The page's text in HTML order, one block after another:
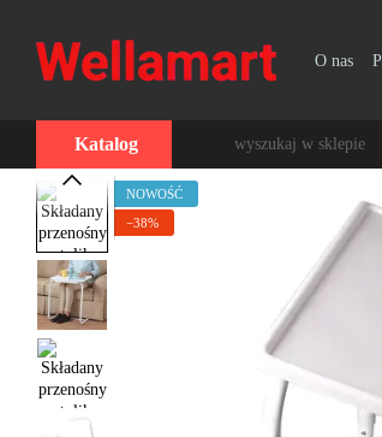
O nas
Katalog
NOWOŚĆ
−38%